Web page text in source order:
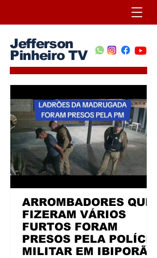
ARROMBADORES QUE
FIZERAM VÁRIOS
FURTOS FORAM
PRESOS PELA POLÍCIA
MILITAR EM IBIPORÃ
Jefferson
Pinheiro TV